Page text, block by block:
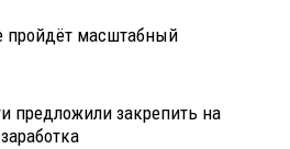
пройдёт масштабный
предложили закрепить на